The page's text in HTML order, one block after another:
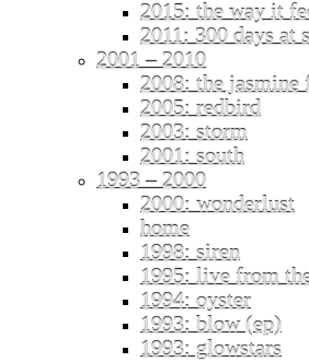
2015: the way it
2011: 300 days at
2001 – 2010
2008: the jasmine
2005: redbird
2003: storm
2001: south
1993 – 2000
2000: wonderlust
home
1998: siren
1995: live from
1994: oyster
1993: blow (ep)
1993: glowstars